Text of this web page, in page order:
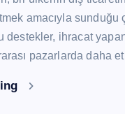
amacıyla
destekler, ihracat
pazarlarda daha